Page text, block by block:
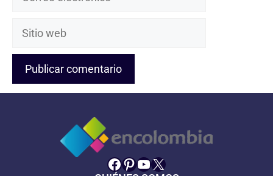
Sitio
Facebook
Pinterest
YouTube
X